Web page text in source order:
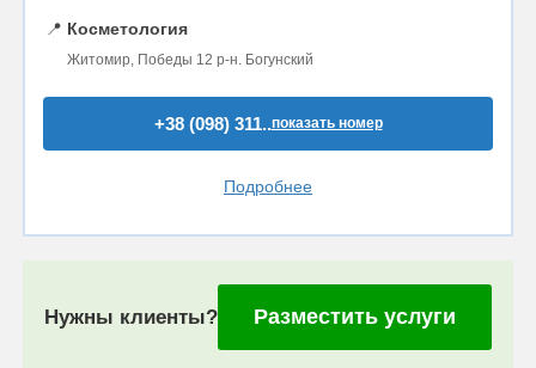
📍 Косметология
Житомир, Победы 12 р-н. Богунский
+38 (098) 311..показать номер
Подробнее
Нужны клиенты? Разместить услуги